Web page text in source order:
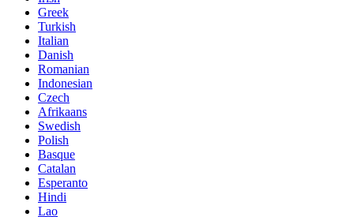
Greek
Turkish
Italian
Danish
Romanian
Indonesian
Czech
Afrikaans
Swedish
Polish
Basque
Catalan
Esperanto
Hindi
Lao